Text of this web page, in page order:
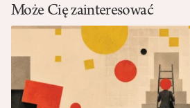
Może Cię zainteresować